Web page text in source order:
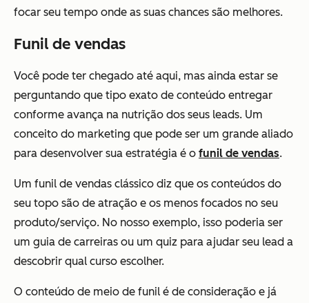
focar seu tempo onde as suas chances são melhores.
Funil de vendas
Você pode ter chegado até aqui, mas ainda estar se
perguntando que tipo exato de conteúdo entregar
conforme avança na nutrição dos seus leads. Um
conceito do marketing que pode ser um grande aliado
para desenvolver sua estratégia é o funil de vendas.
Um funil de vendas clássico diz que os conteúdos do
seu topo são de atração e os menos focados no seu
produto/serviço. No nosso exemplo, isso poderia ser
um guia de carreiras ou um quiz para ajudar seu lead a
descobrir qual curso escolher.
O conteúdo de meio de funil é de consideração e já